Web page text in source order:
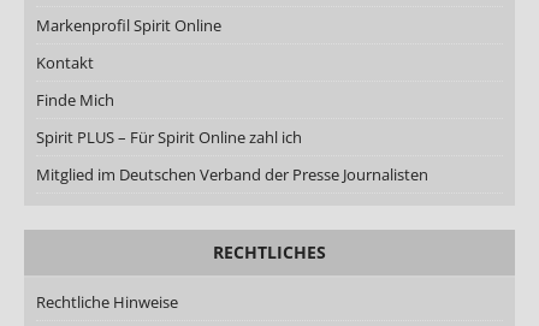
Markenprofil Spirit Online
Kontakt
Finde Mich
Spirit PLUS – Für Spirit Online zahl ich
Mitglied im Deutschen Verband der Presse Journalisten
RECHTLICHES
Rechtliche Hinweise